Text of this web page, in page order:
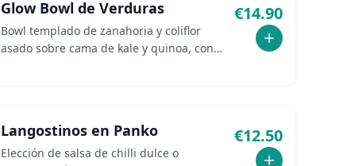
Glow Bowl de Verduras
Bowl templado de zanahoria y coliflor
asado sobre cama de kale y quinoa, con
€14.90
Langostinos en Panko
Elección de salsa de chilli dulce o
€12.50